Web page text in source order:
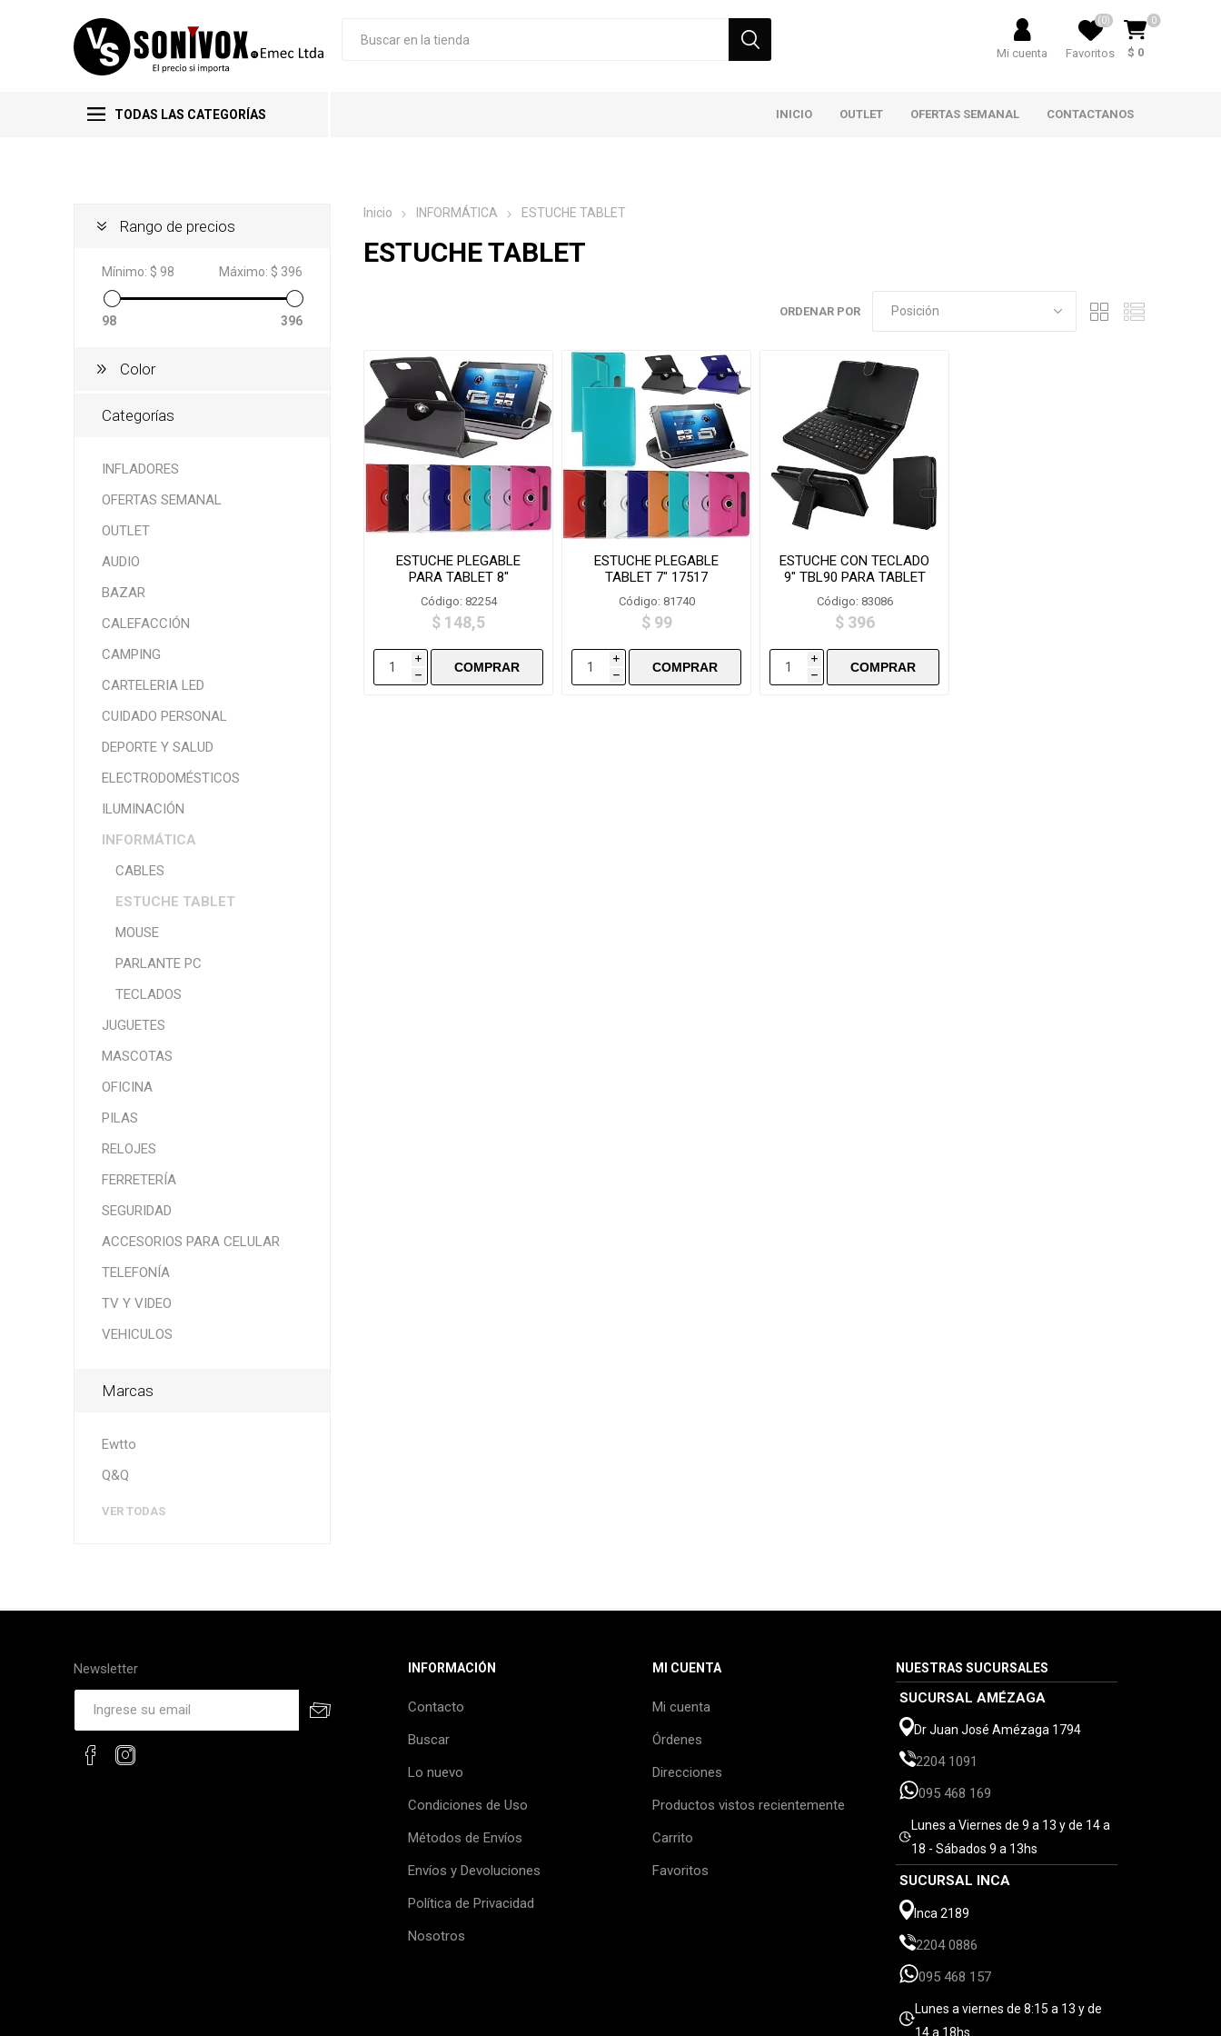
Mi cuenta Favoritos
(0) 0
$ 0
TODAS LAS CATEGORÍAS INICIO OUTLET OFERTAS SEMANAL CONTACTANOS
Inicio INFORMÁTICA ESTUCHE TABLET
ESTUCHE TABLET
ORDENAR POR
ESTUCHE PLEGABLE
PARA TABLET 8"
MNK08C/17518-pbt8
Código: 82254
$ 148,5
i
h
ESTUCHE PLEGABLE
TABLET 7" 17517
Código: 81740
$ 99
i
h
ESTUCHE CON TECLADO
9" TBL90 PARA TABLET
Código: 83086
$ 396
i
h
Rango de precios
Mínimo: $ 98 Máximo: $ 396
98 396
Color
Categorías
INFLADORES
OFERTAS SEMANAL
OUTLET
AUDIO
BAZAR
CALEFACCIÓN
CAMPING
CARTELERIA LED
CUIDADO PERSONAL
DEPORTE Y SALUD
ELECTRODOMÉSTICOS
ILUMINACIÓN
INFORMÁTICA
CABLES
ESTUCHE TABLET
MOUSE
PARLANTE PC
TECLADOS
JUGUETES
MASCOTAS
OFICINA
PILAS
RELOJES
FERRETERÍA
SEGURIDAD
ACCESORIOS PARA CELULAR
TELEFONÍA
TV Y VIDEO
VEHICULOS
Marcas
Ewtto
Q&Q
VER TODAS
Newsletter INFORMACIÓN
Contacto
Buscar
Lo nuevo
Condiciones de Uso
Métodos de Envíos
Envíos y Devoluciones
Política de Privacidad
Nosotros
MI CUENTA
Mi cuenta
Órdenes
Direcciones
Productos vistos recientemente
Carrito
Favoritos
NUESTRAS SUCURSALES
SUCURSAL AMÉZAGA
Dr Juan José Amézaga 1794
2204 1091
095 468 169
Lunes a Viernes de 9 a 13 y de 14 a
18 - Sábados 9 a 13hs
SUCURSAL INCA
Inca 2189
2204 0886
095 468 157
Lunes a viernes de 8:15 a 13 y de
14 a 18hs